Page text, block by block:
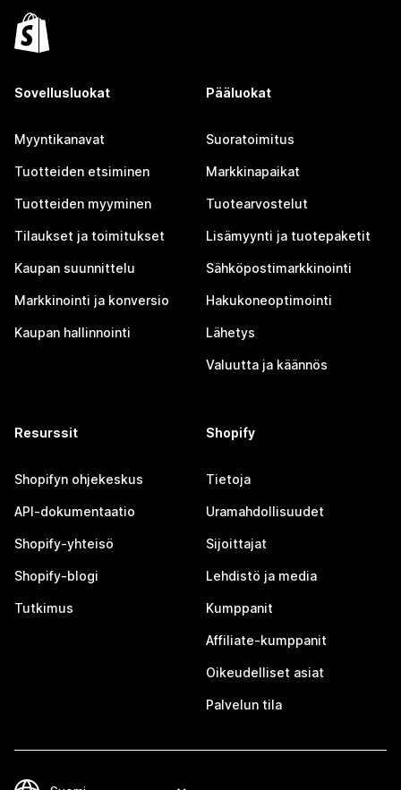
Sovellusluokat
Myyntikanavat
Tuotteiden etsiminen
Tuotteiden myyminen
Tilaukset ja toimitukset
Kaupan suunnittelu
Markkinointi ja konversio
Kaupan hallinnointi
Pääluokat
Suoratoimitus
Markkinapaikat
Tuotearvostelut
Lisämyynti ja tuotepaketit
Sähköpostimarkkinointi
Hakukoneoptimointi
Lähetys
Valuutta ja käännös
Resurssit
Shopifyn ohjekeskus
API-dokumentaatio
Shopify-yhteisö
Shopify-blogi
Tutkimus
Shopify
Tietoja
Uramahdollisuudet
Sijoittajat
Lehdistö ja media
Kumppanit
Affiliate-kumppanit
Oikeudelliset asiat
Palvelun tila